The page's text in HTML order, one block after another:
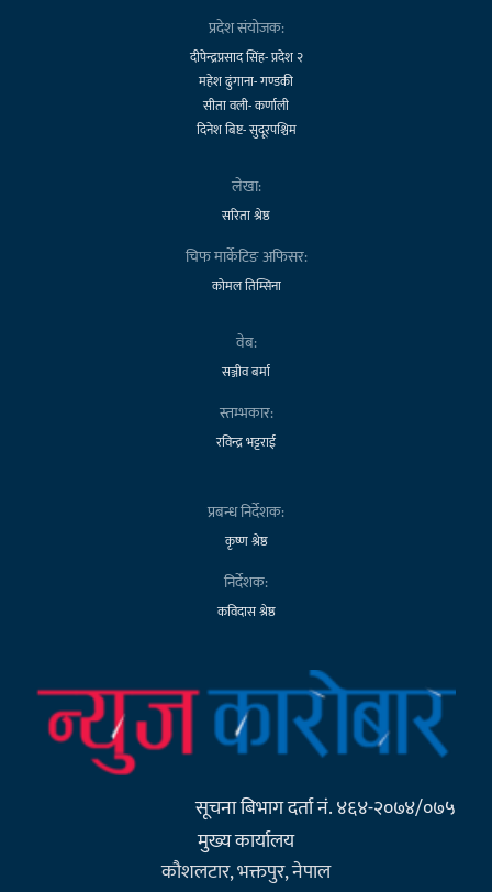
प्रदेश संयोजक:
दीपेन्द्रप्रसाद सिंह- प्रदेश २
महेश ढुंगाना- गण्डकी
सीता वली- कर्णाली
दिनेश बिष्ट- सुदूरपश्चिम
लेखा:
सरिता श्रेष्ठ
चिफ मार्केटिङ अफिसर:
कोमल तिम्सिना
वेब:
सञ्जीव बर्मा
स्तम्भकार:
रविन्द्र भट्टराई
प्रबन्ध निर्देशक:
कृष्ण श्रेष्ठ
निर्देशक:
कविदास श्रेष्ठ
सूचना बिभाग दर्ता नं. ४६४-२०७४/०७५
मुख्य कार्यालय
कौशलटार, भक्तपुर, नेपाल